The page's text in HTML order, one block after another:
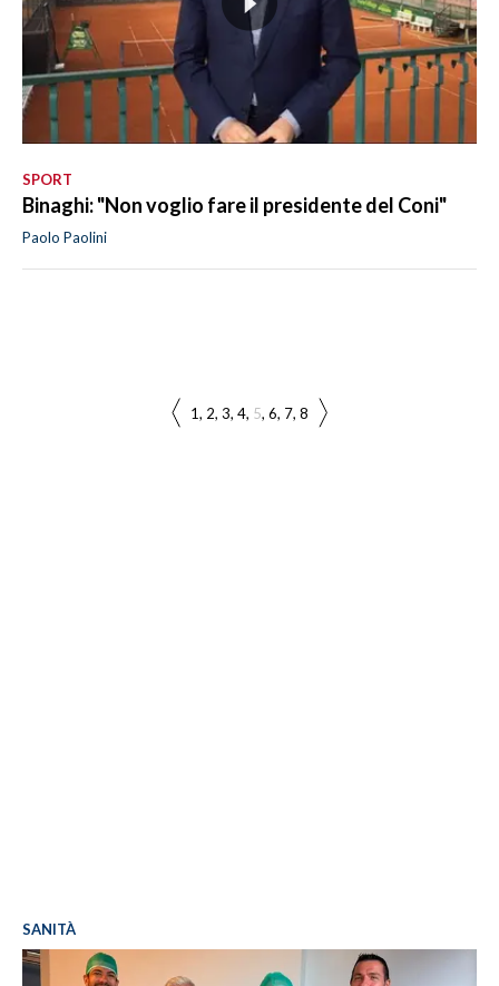
SPORT
Binaghi: "Non voglio fare il presidente del Coni"
Paolo Paolini
1 2 3 4 5 6 7 8
SANITÀ